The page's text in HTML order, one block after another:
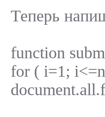
Теперь
function
for ( i=1;